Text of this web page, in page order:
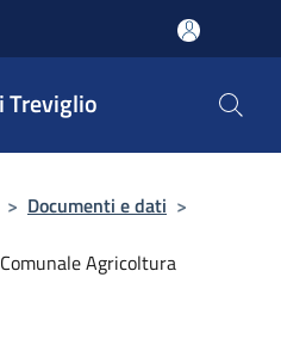
Treviglio
> Documenti e dati >
Agricoltura